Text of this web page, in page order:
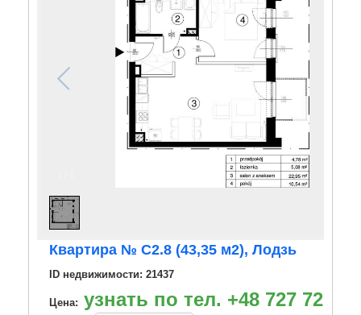
Квартира № C2.8 (43,35 м2), Лодзь
ID недвижимости: 21437
Цена: узнать по тел. +48 727 727